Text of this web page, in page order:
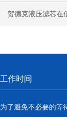
贺德克液压滤芯在
工作时间
为了避免不必要的等